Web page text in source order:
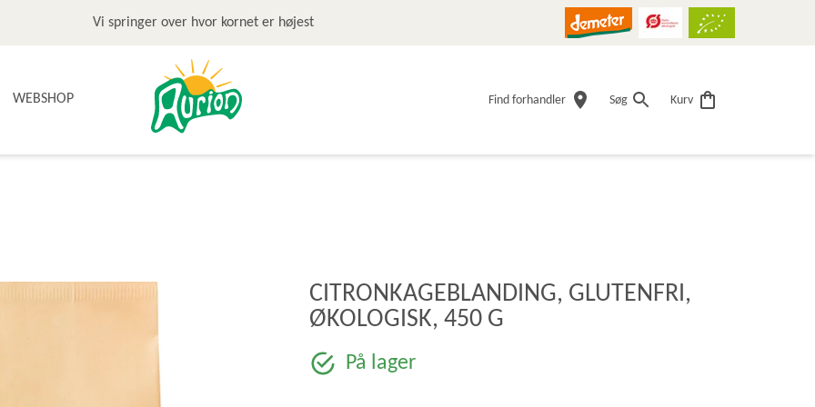
Vi springer over hvor kornet er højest
WEBSHOP
BÆLGFRUGTER
Find forhandler Søg Kurv
CITRONKAGEBLANDING, GLUTENFRI,
ØKOLOGISK, 450 G
På lager